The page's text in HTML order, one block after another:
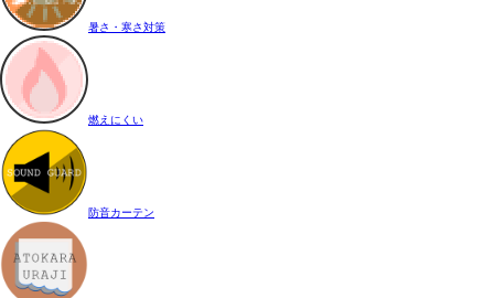
暑さ・寒さ対策
燃えにくい
防音カーテン